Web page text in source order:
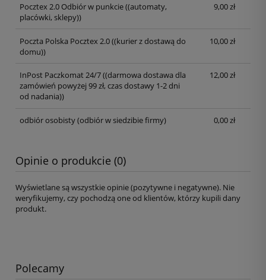
Pocztex 2.0 Odbiór w punkcie((automaty,
placówki, sklepy))
9,00 zł
Poczta Polska Pocztex 2.0((kurier z dostawą do
domu))
10,00 zł
InPost Paczkomat 24/7((darmowa dostawa dla
zamówień powyżej 99 zł, czas dostawy 1-2 dni
od nadania))
12,00 zł
odbiór osobisty(odbiór w siedzibie firmy) 0,00 zł
Opinie o produkcie (0)
Wyświetlane są wszystkie opinie (pozytywne i negatywne). Nie
weryfikujemy, czy pochodzą one od klientów, którzy kupili dany
produkt.
Polecamy